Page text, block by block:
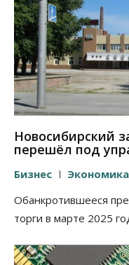
Новосибирский
перешёл под
Бизнес Экономика
Обанкротившееся
торги в марте 2025